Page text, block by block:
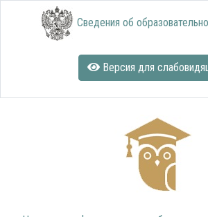
Сведения об
Версия для